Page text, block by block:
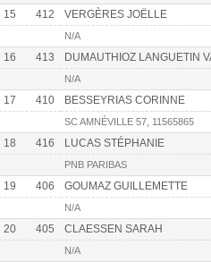
15 412 VERGÈRES JOËLLE
N/A
16 413 DUMAUTHIOZ LANGUETIN
N/A
17 410 BESSEYRIAS CORINNE
SC AMNÉVILLE 57, 11565865
18 416 LUCAS STÉPHANIE
PNB PARIBAS
19 406 GOUMAZ GUILLEMETTE
N/A
20 405 CLAESSEN SARAH
N/A